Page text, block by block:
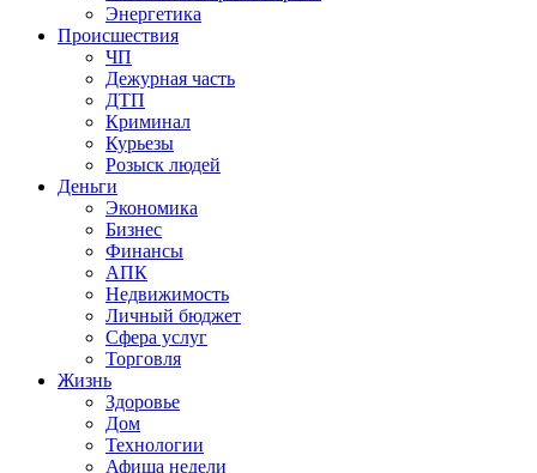
Энергетика
Происшествия
ЧП
Дежурная часть
ДТП
Криминал
Курьезы
Розыск людей
Деньги
Экономика
Бизнес
Финансы
АПК
Недвижимость
Личный бюджет
Сфера услуг
Торговля
Жизнь
Здоровье
Дом
Технологии
Афиша недели